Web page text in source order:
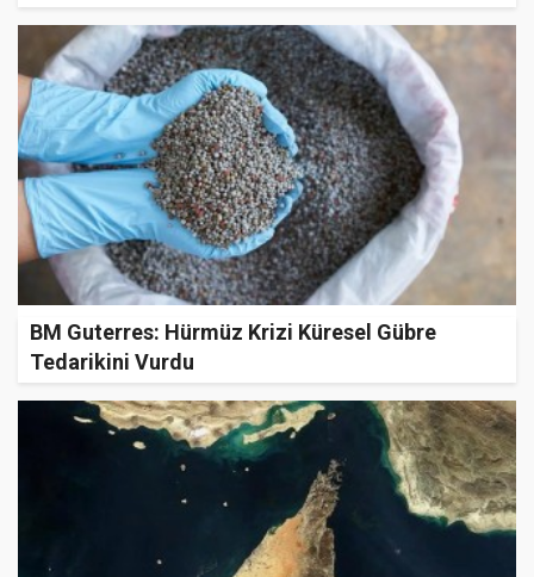
BM Guterres: Hürmüz Krizi Küresel Gübre
Tedarikini Vurdu